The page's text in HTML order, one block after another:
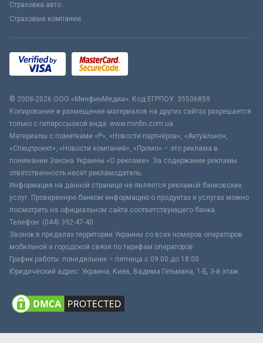
Страховка авто
Страховые компании
© 2008-2026 ООО «МинфинМедиа». Код ЕГРПОУ: 35506859
Копирование и размещение материалов на других сайтах разрешается
только с гиперссылкой вида: www.minfin.com.ua
Материалы с пометками «Р», «Новости партнёров», «Актуально»,
«Спецпроект», «Новости компаний», «Промо» – это реклама в
понимании Закона Украины «О рекламе». За содержание рекламы
ответственность несёт рекламодатель.
Информация на данной странице не является рекламой банковских
услуг. Проверенную банком информацию о продуктах и услугах можно
посмотреть на официальном сайте соответствующего банка.
Телефон: (044) 392-47-40
Звонок в пределах территории Украины со всех номеров операторов
мобильной и городской связи по тарифам операторов
График работы: понедельник – пятница с 09:00 до 18:00
Юридический адрес: Украина, Киев, Вадима Гетьмана, 1-Б, 3-й этаж